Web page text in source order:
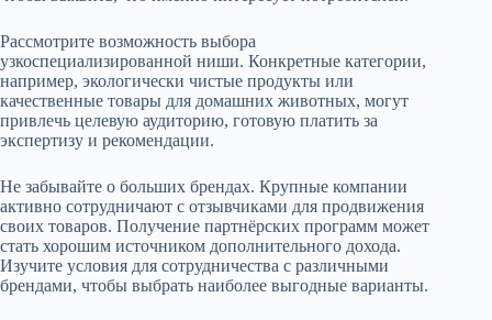
Рассмотрите возможность выбора
узкоспециализированной ниши. Конкретные категории,
например, экологически чистые продукты или
качественные товары для домашних животных, могут
привлечь целевую аудиторию, готовую платить за
экспертизу и рекомендации.
Не забывайте о больших брендах. Крупные компании
активно сотрудничают с отзывчиками для продвижения
своих товаров. Получение партнёрских программ может
стать хорошим источником дополнительного дохода.
Изучите условия для сотрудничества с различными
брендами, чтобы выбрать наиболее выгодные варианты.